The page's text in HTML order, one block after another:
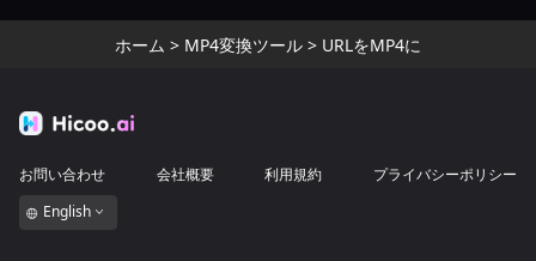
ホーム > MP4変換ツール > URLをMP4に
お問い合わせ 会社概要 利用規約
プライバシーポリシー
English